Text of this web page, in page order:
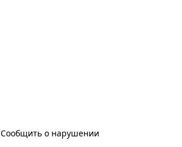
Сообщить о нарушении